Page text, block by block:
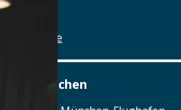
München